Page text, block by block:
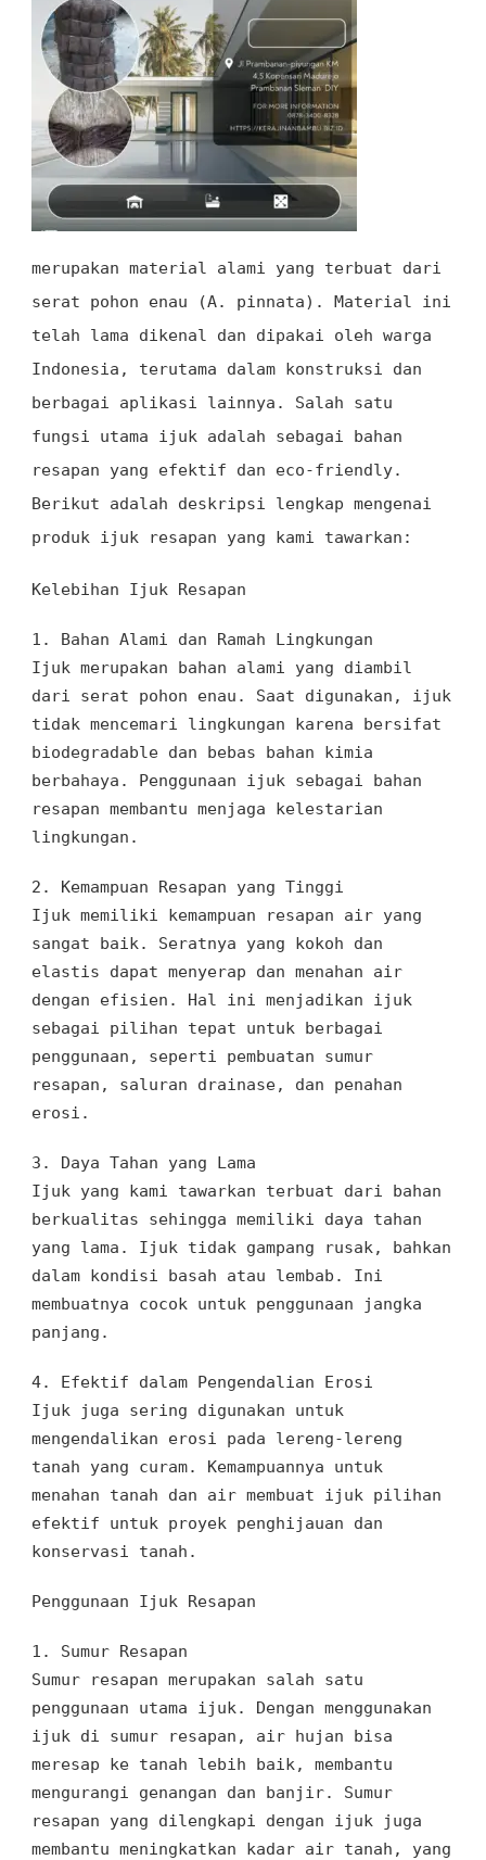
merupakan material alami yang terbuat dari
serat pohon enau (A. pinnata). Material ini
telah lama dikenal dan dipakai oleh warga
Indonesia, terutama dalam konstruksi dan
berbagai aplikasi lainnya. Salah satu
fungsi utama ijuk adalah sebagai bahan
resapan yang efektif dan eco-friendly.
Berikut adalah deskripsi lengkap mengenai
produk ijuk resapan yang kami tawarkan:
Kelebihan Ijuk Resapan
1.
Bahan Alami dan Ramah Lingkungan
Ijuk merupakan bahan alami yang diambil
dari serat pohon enau. Saat digunakan, ijuk
tidak mencemari lingkungan karena bersifat
biodegradable dan bebas bahan kimia
berbahaya. Penggunaan ijuk sebagai bahan
resapan membantu menjaga kelestarian
lingkungan.
2.
Kemampuan Resapan yang Tinggi
Ijuk memiliki kemampuan resapan air yang
sangat baik. Seratnya yang kokoh dan
elastis dapat menyerap dan menahan air
dengan efisien. Hal ini menjadikan ijuk
sebagai pilihan tepat untuk berbagai
penggunaan, seperti pembuatan sumur
resapan, saluran drainase, dan penahan
erosi.
3.
Daya Tahan yang Lama
Ijuk yang kami tawarkan terbuat dari bahan
berkualitas sehingga memiliki daya tahan
yang lama. Ijuk tidak gampang rusak, bahkan
dalam kondisi basah atau lembab. Ini
membuatnya cocok untuk penggunaan jangka
panjang.
4.
Efektif dalam Pengendalian Erosi
Ijuk juga sering digunakan untuk
mengendalikan erosi pada lereng-lereng
tanah yang curam. Kemampuannya untuk
menahan tanah dan air membuat ijuk pilihan
efektif untuk proyek penghijauan dan
konservasi tanah.
Penggunaan Ijuk Resapan
1.
Sumur Resapan
Sumur resapan merupakan salah satu
penggunaan utama ijuk. Dengan menggunakan
ijuk di sumur resapan, air hujan bisa
meresap ke tanah lebih baik, membantu
mengurangi genangan dan banjir. Sumur
resapan yang dilengkapi dengan ijuk juga
membantu meningkatkan kadar air tanah, yang